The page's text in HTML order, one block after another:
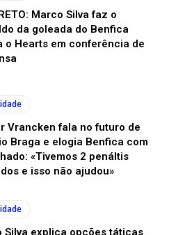
Marco Silva faz o
da goleada do Benfica
o Hearts em conferência de
Vrancken fala no futuro de
Braga e elogia Benfica com
«Tivemos 2 penáltis
e isso não ajudou»
Silva explica opções táticas